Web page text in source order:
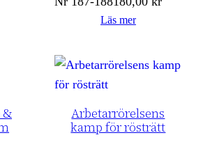
Läs mer
&
Arbetarrörelsens
kamp för rösträtt